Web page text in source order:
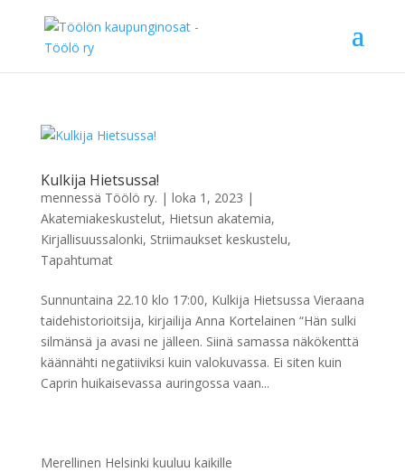
Kulkija Hietsussa!
mennessä Töölö ry. | loka 1, 2023 |
Akatemiakeskustelut, Hietsun akatemia,
Kirjallisuussalonki, Striimaukset keskustelu,
Tapahtumat
Sunnuntaina 22.10 klo 17:00, Kulkija Hietsussa Vieraana
taidehistorioitsija, kirjailija Anna Kortelainen “Hän sulki
silmänsä ja avasi ne jälleen. Siinä samassa näkökenttä
käännähti negatiiviksi kuin valokuvassa. Ei siten kuin
Caprin huikaisevassa auringossa vaan...
Merellinen Helsinki kuuluu kaikille